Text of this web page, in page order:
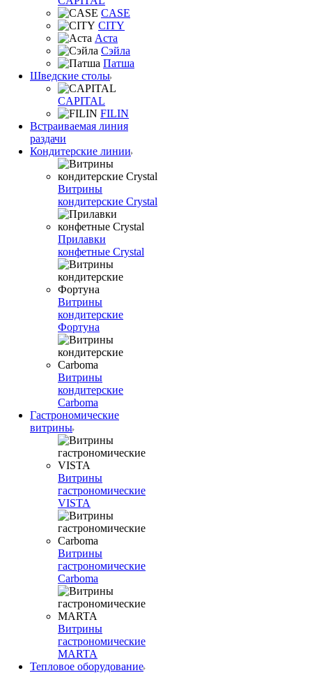
CASE
CITY
Аста
Сэйла
Патша
Шведские столы
CAPITAL
FILIN
Встраиваемая линия
раздачи
Кондитерские линии
Витрины
кондитерские Crystal
Прилавки
конфетные Crystal
Витрины
кондитерские
Фортуна
Витрины
кондитерские
Carboma
Гастрономические
витрины
Витрины
гастрономические
VISTA
Витрины
гастрономические
Carboma
Витрины
гастрономические
MARTA
Тепловое оборудование